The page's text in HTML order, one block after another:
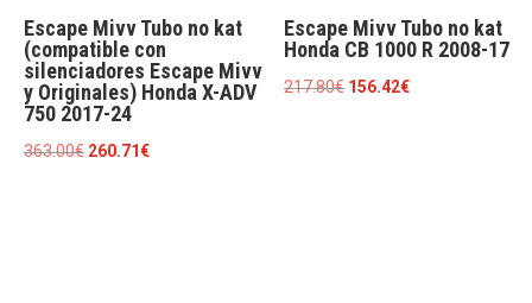
Escape Mivv Tubo no kat
(compatible con
silenciadores Escape Mivv
y Originales) Honda X-ADV
750 2017-24
363.00€ El
260.71€El
Escape Mivv Tubo no kat
Honda CB 1000 R 2008-17
217.80€ El
156.42€El